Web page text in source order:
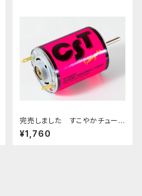
完売しました すこやかチューン
モーター クラシックRS-380CS
T Classic SUKOYAKA Tune
¥1,760